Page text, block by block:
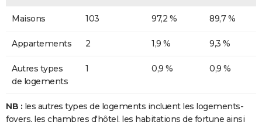
Maisons 103 97,2 % 89,7 %
Appartements 2 1,9 % 9,3 %
Autres types
de logements
1 0,9 % 0,9 %
NB : les autres types de logements incluent les logements-
foyers, les chambres d'hôtel, les habitations de fortune ainsi